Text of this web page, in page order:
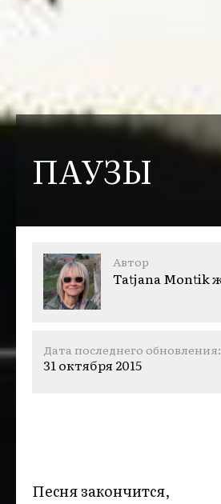
ПАУЗЫ
Автор
Tatjana Montik
Дата последнего обновления:
31 октября 2015
Песня закончится,